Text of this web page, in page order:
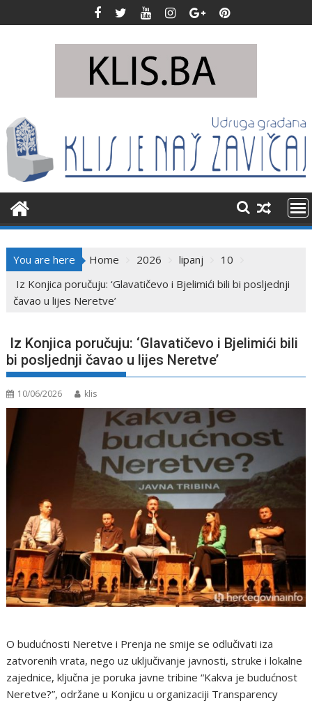
to
You are here Home 2026 lipanj
10
Iz Konjica poručuju: ‘Glavatičevo i Bjelimići bili bi posljednji
čavao u lijes Neretve’
Iz Konjica poručuju: ‘Glavatičevo i Bjelimići bili
bi posljednji čavao u lijes Neretve’
10/06/2026 klis
O budućnosti Neretve i Prenja ne smije se odlučivati iza
zatvorenih vrata, nego uz uključivanje javnosti, struke i lokalne
zajednice, ključna je poruka javne tribine “Kakva je budućnost
Neretve?”, održane u Konjicu u organizaciji Transparency